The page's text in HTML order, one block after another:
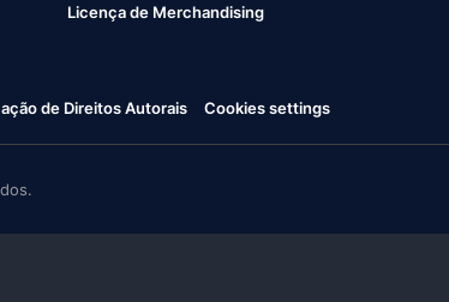
Licença de Merchandising
de Direitos Autorais Cookies settings